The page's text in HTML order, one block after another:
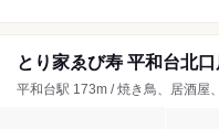
とり家ゑび寿 平和台北口
平和台駅 173m / 焼き鳥、居酒屋